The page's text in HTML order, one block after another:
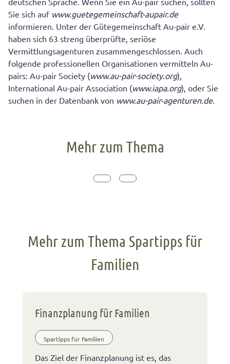
Sie sich auf www.guetegemeinschaft-aupair.de
informieren. Unter der Gütegemeinschaft Au-pair e.V.
haben sich 63 streng überprüfte, seriöse
Vermittlungsagenturen zusammengeschlossen. Auch
folgende professionellen Organisationen vermitteln Au-
pairs: Au-pair Society (www.au-pair-society.org),
International Au-pair Association (www.iapa.org), oder Sie
suchen in der Datenbank von www.au-pair-agenturen.de.
Mehr zum Thema
Mehr zum Thema Spartipps für
Familien
Finanzplanung für Familien
Spartipps für Familien
Das Ziel der Finanzplanung ist es, das